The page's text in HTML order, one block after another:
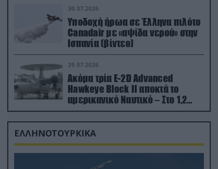
30.07.2026
Υποδοχή ήρωα σε Έλληνα πιλότο
Canadair με «αψίδα νερού» στην
Ισπανία (βίντεο)
29.07.2026
Ακόμα τρία E-2D Advanced
Hawkeye Block II αποκτά το
αμερικανικό Ναυτικό – Στο 1,2
δισ.δολάρια το κόστος
ΕΛΛΗΝΟΤΟΥΡΚΙΚΑ